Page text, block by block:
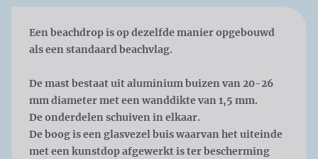
Een beachdrop is op dezelfde manier opgebouwd
als een standaard beachvlag.
De mast bestaat uit aluminium buizen van 20-26
mm diameter met een wanddikte van 1,5 mm.
De onderdelen schuiven in elkaar.
De boog is een glasvezel buis waarvan het uiteinde
met een kunstdop afgewerkt is ter bescherming